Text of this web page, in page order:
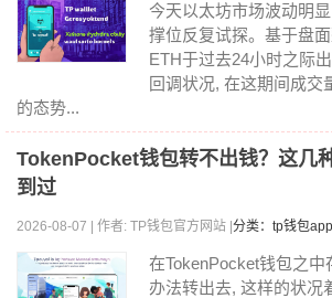
今天以太坊市场波动明
撑位反复试探。基于盘
ETH于过去24小时之际
回调状况, 在这期间成交
的态势...
TokenPocket钱包转不出钱？这几
到过
2026-08-07 | 作者: TP钱包官方网站 | 分类：tp钱包
在TokenPocket钱包之
办法转出去, 这样的状况